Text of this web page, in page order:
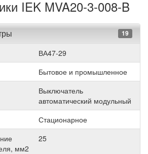
IEK MVA20-3-008-B
19
ВА47-29
Бытовое и промышленное
Выключатель
автоматический модульный
Стационарное
мм2
25